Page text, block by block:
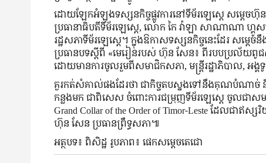
ដោយឡែកអំឡុងទស្សនកិច្ចផ្លូវការនៅទីម័រឡេស្តេ សម្តេ
ប្រធានាធិបតីទីម័រឡេស្តេ, លោក កៃ វ៉ាឡា សាណាណា ហ្គូស
រដ្ឋសភាទីម័រឡេស្តេ។ ក្នុងឱកាសទស្សនកិច្ចនេះដែរ សម្ដ
ប្រធានបទស្តីពី «មេរៀនរបស់ ហ៊ុន សែន៖ ពីរបបប្រល័យពូជ
ដោយមានការចូលរួមពីសមាជិកសភា, មន្ត្រីរដ្ឋាភិបាល, អង្
គួរកត់សំគាល់ផងដែរថា ជាកិច្ចតបស្នងទៅនឹងគុណបំណាច់ និ
កន្លងមក ជាពិសេស ចំពោះការជម្រុញទីម័រឡេស្តេ ចូលជ
Grand Collar of the Order of Timor-Leste ដែលជា
ហ៊ុន សែន ប្រធានព្រឹទ្ធសភា៕
អត្ថបទ៖ ពិសិដ្ឋ រូបភាព៖ ផេកសម្តេចតេជោ